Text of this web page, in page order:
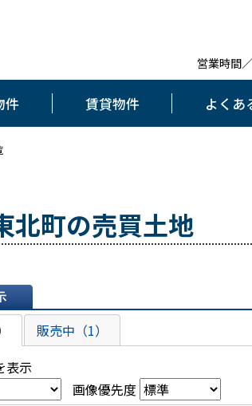
営業時間
件 賃貸物件 よくあ
北町の売買土地
販売中（1）
表示
画像優先度